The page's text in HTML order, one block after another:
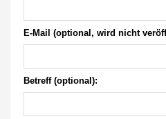
E-Mail (optional, wird nicht
Betreff (optional):